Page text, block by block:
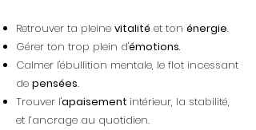
Retrouver ta pleine vitalité et ton énergie.
Gérer ton trop plein d'émotions.
Calmer l'ébullition mentale, le flot incessant
de pensées.
Trouver l'apaisement intérieur, la stabilité,
et l’ancrage au quotidien.